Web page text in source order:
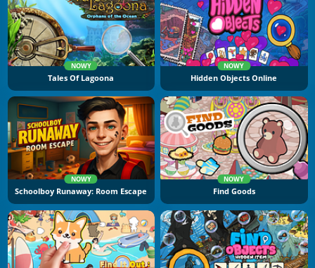
NOWY
Tales Of Lagoona
NOWY
Hidden Objects Online
NOWY
Schoolboy Runaway: Room Escape
NOWY
Find Goods